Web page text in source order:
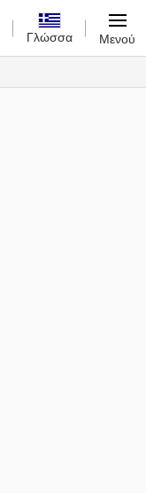
Γλώσσα Μενού